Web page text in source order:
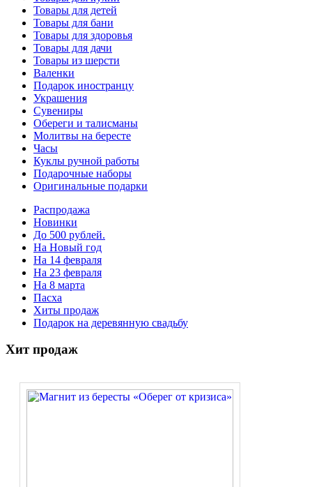
Товары для детей
Товары для бани
Товары для здоровья
Товары для дачи
Товары из шерсти
Валенки
Подарок иностранцу
Украшения
Сувениры
Обереги и талисманы
Молитвы на бересте
Часы
Куклы ручной работы
Подарочные наборы
Оригинальные подарки
Распродажа
Новинки
До 500 рублей.
На Новый год
На 14 февраля
На 23 февраля
На 8 марта
Пасха
Хиты продаж
Подарок на деревянную свадьбу
Хит продаж